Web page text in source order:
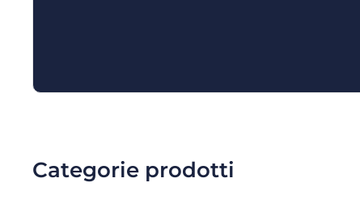
te.
Categorie prodotti